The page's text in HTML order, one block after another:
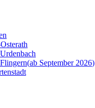
(ab September 2026)